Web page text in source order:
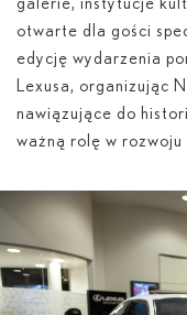
otwarte dla gości
edycję wydarzenia
Lexusa, organizując
nawiązujące do
ważną rolę w rozwoju